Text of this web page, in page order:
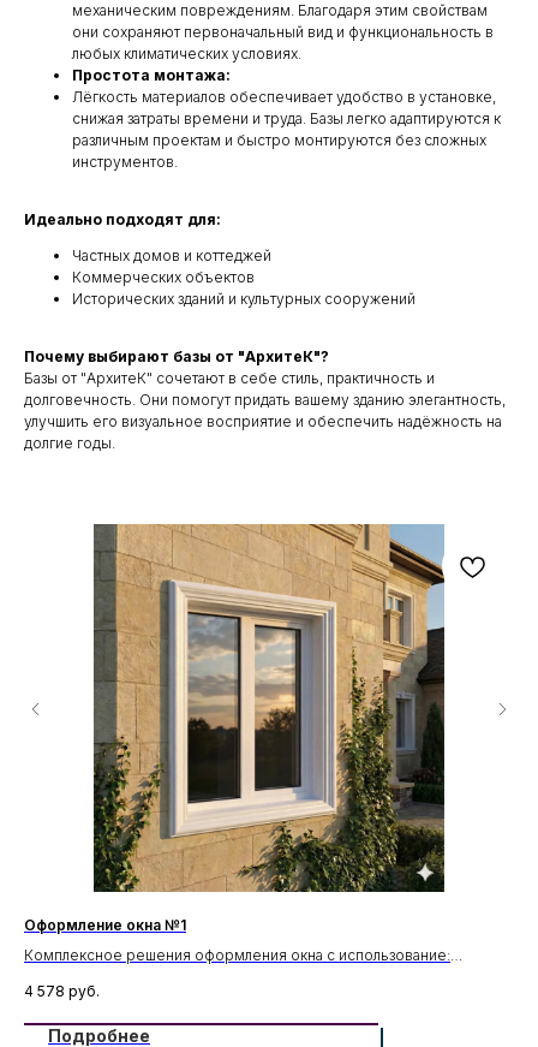
механическим повреждениям. Благодаря этим свойствам
они сохраняют первоначальный вид и функциональность в
любых климатических условиях.
Простота монтажа:
Лёгкость материалов обеспечивает удобство в установке,
снижая затраты времени и труда. Базы легко адаптируются к
различным проектам и быстро монтируются без сложных
инструментов.
Идеально подходят для:
Частных домов и коттеджей
Коммерческих объектов
Исторических зданий и культурных сооружений
Почему выбирают базы от "АрхитеК"?
Базы от "АрхитеК" сочетают в себе стиль, практичность и
долговечность. Они помогут придать вашему зданию элегантность,
улучшить его визуальное восприятие и обеспечить надёжность на
долгие годы.
Оформление окна №1
Комплексное решения оформления окна с использование:
4 578 руб.
Подробнее